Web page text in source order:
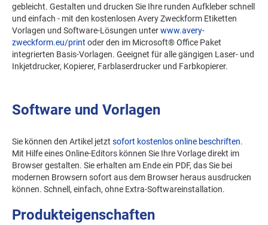
gebleicht. Gestalten und drucken Sie Ihre runden Aufkleber schnell
und einfach - mit den kostenlosen Avery Zweckform Etiketten
Vorlagen und Software-Lösungen unterwww.avery-
zweckform.eu/print oder den im Microsoft® Office Paket
integrierten Basis-Vorlagen. Geeignet für alle gängigen Laser- und
Inkjetdrucker, Kopierer, Farblaserdrucker und Farbkopierer.
Software und Vorlagen
Sie können den Artikel jetzt sofort kostenlos online beschriften.
Mit Hilfe eines Online-Editors können Sie Ihre Vorlage direkt im
Browser gestalten. Sie erhalten am Ende ein PDF, das Sie bei
modernen Browsern sofort aus dem Browser heraus ausdrucken
können. Schnell, einfach, ohne Extra-Softwareinstallation.
Produkteigenschaften